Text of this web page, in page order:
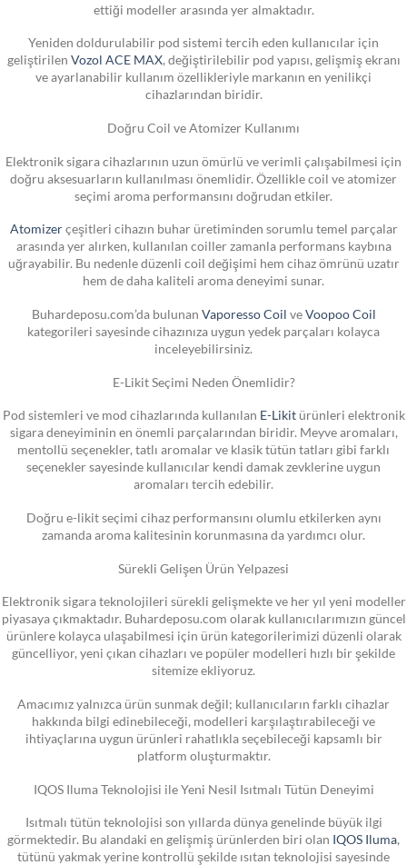
ettiği modeller arasında yer almaktadır.
Yeniden doldurulabilir pod sistemi tercih eden kullanıcılar için
geliştirilen Vozol ACE MAX, değiştirilebilir pod yapısı, gelişmiş ekranı
ve ayarlanabilir kullanım özellikleriyle markanın en yenilikçi
cihazlarından biridir.
Doğru Coil ve Atomizer Kullanımı
Elektronik sigara cihazlarının uzun ömürlü ve verimli çalışabilmesi için
doğru aksesuarların kullanılması önemlidir. Özellikle coil ve atomizer
seçimi aroma performansını doğrudan etkiler.
Atomizerçeşitleri cihazın buhar üretiminden sorumlu temel parçalar
arasında yer alırken, kullanılan coiller zamanla performans kaybına
uğrayabilir. Bu nedenle düzenli coil değişimi hem cihaz ömrünü uzatır
hem de daha kaliteli aroma deneyimi sunar.
Buhardeposu.com’da bulunan Vaporesso Coil veVoopoo Coil
kategorileri sayesinde cihazınıza uygun yedek parçaları kolayca
inceleyebilirsiniz.
E-Likit Seçimi Neden Önemlidir?
Pod sistemleri ve mod cihazlarında kullanılan E-Likitürünleri elektronik
sigara deneyiminin en önemli parçalarından biridir. Meyve aromaları,
mentollü seçenekler, tatlı aromalar ve klasik tütün tatları gibi farklı
seçenekler sayesinde kullanıcılar kendi damak zevklerine uygun
aromaları tercih edebilir.
Doğru e-likit seçimi cihaz performansını olumlu etkilerken aynı
zamanda aroma kalitesinin korunmasına da yardımcı olur.
Sürekli Gelişen Ürün Yelpazesi
Elektronik sigara teknolojileri sürekli gelişmekte ve her yıl yeni modeller
piyasaya çıkmaktadır. Buhardeposu.com olarak kullanıcılarımızın güncel
ürünlere kolayca ulaşabilmesi için ürün kategorilerimizi düzenli olarak
güncelliyor, yeni çıkan cihazları ve popüler modelleri hızlı bir şekilde
sitemize ekliyoruz.
Amacımız yalnızca ürün sunmak değil; kullanıcıların farklı cihazlar
hakkında bilgi edinebileceği, modelleri karşılaştırabileceği ve
ihtiyaçlarına uygun ürünleri rahatlıkla seçebileceği kapsamlı bir
platform oluşturmaktır.
IQOS Iluma Teknolojisi ile Yeni Nesil Isıtmalı Tütün Deneyimi
Isıtmalı tütün teknolojisi son yıllarda dünya genelinde büyük ilgi
görmektedir. Bu alandaki en gelişmiş ürünlerden biri olan IQOS Iluma,
tütünü yakmak yerine kontrollü şekilde ısıtan teknolojisi sayesinde